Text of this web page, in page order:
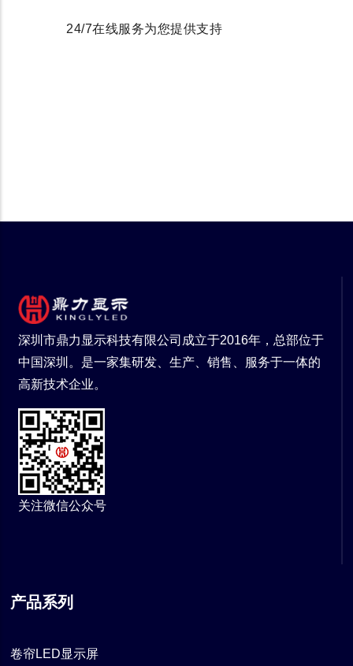
24/7在线服务为您提供支持
深圳市鼎力显示科技有限公司成立于2016年，总部位于
中国深圳。是一家集研发、生产、销售、服务于一体的
高新技术企业。
关注微信公众号
产品系列
卷帘LED显示屏